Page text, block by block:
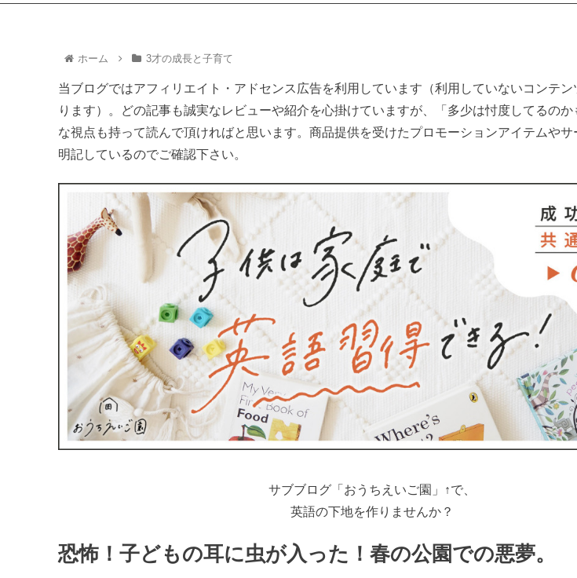
ホーム 3才の成長と子育て
当ブログではアフィリエイト・アドセンス広告を利用しています（利用していないコンテ
ります）。どの記事も誠実なレビューや紹介を心掛けていますが、「多少は忖度してるの
な視点も持って読んで頂ければと思います。商品提供を受けたプロモーションアイテムや
明記しているのでご確認下さい。
サブブログ「おうちえいご園」↑で、
英語の下地を作りませんか？
恐怖！子どもの耳に虫が入った！春の公園での悪夢。